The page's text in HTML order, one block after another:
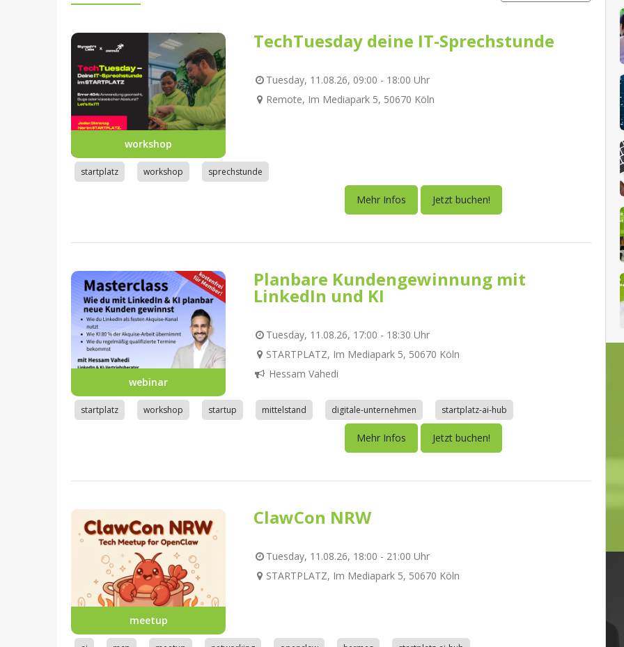
workshop
TechTuesday deine IT-Sprechstunde
Tuesday, 11.08.26, 09:00 - 18:00 Uhr
Remote, Im Mediapark 5, 50670 Köln
startplatz workshop sprechstunde
Mehr Infos Jetzt buchen!
webinar
Planbare Kundengewinnung mit
LinkedIn und KI
Tuesday, 11.08.26, 17:00 - 18:30 Uhr
STARTPLATZ, Im Mediapark 5, 50670 Köln
Hessam Vahedi
startplatz workshop startup mittelstand digitale-unternehmen startplatz-ai-hub
Mehr Infos Jetzt buchen!
meetup
ClawCon NRW
Tuesday, 11.08.26, 18:00 - 21:00 Uhr
STARTPLATZ, Im Mediapark 5, 50670 Köln